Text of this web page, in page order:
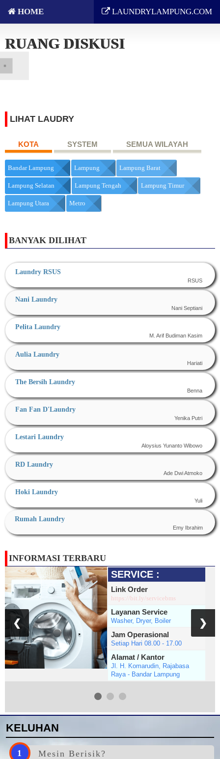
HOME LAUNDRYLAMPUNG.COM
RUANG DISKUSI
LIHAT LAUDRY
KOTA SYSTEM SEMUA WILAYAH
Bandar Lampung Lampung Lampung Barat
Lampung Selatan Lampung Tengah Lampung Timur
Lampung Utara Metro
BANYAK DILIHAT
Laundry RSUS
RSUS
Nani Laundry
Nani Septiani
Pelita Laundry
M. Arif Budiman Kasim
Aulia Laundry
Hariati
The Bersih Laundry
Benna
Fan Fan D'Laundry
Yenika Putri
Lestari Laundry
Aloysius Yunanto Wibowo
RD Laundry
Ade Dwi Atmoko
Hoki Laundry
Yuli
Rumah Laundry
Emy Ibrahim
INFORMASI TERBARU
SERVICE :
Link Order
https://bit.ly/servicebms
Layanan Service
Washer, Dryer, Boiler
Jam Operasional
Setiap Hari 08.00 - 17.00
Alamat / Kantor
Jl. H. Komarudin, Rajabasa
Raya - Bandar Lampung
❮ ❯
KELUHAN
Mesin Berisik?